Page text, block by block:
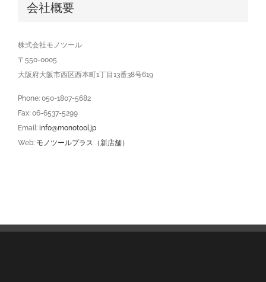
会社概要
株式会社モノツール
〒550-0005
大阪府大阪市西区西本町1丁目13番38号619
Phone: 050-1807-5682
Fax: 06-6537-5299
Email: info@monotool.jp
Web: モノツールプラス（新店舗）